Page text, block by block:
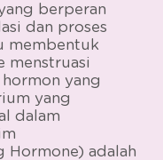
berperan
dan proses
membentuk
menstruasi
yang
yang
dalam
Hormone) adalah